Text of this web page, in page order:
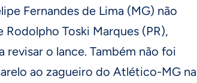
Fernandes de Lima (MG) não
Toski Marques (PR),
revisar o lance. Também não foi
ao zagueiro do Atlético-MG na